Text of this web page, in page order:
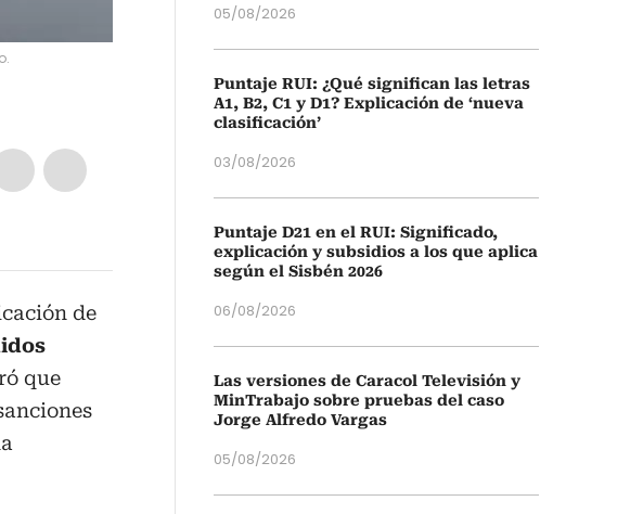
de
que
05/08/2026
Puntaje RUI: ¿Qué significan las letras
A1, B2, C1 y D1? Explicación de ‘nueva
clasificación’
03/08/2026
Puntaje D21 en el RUI: Significado,
explicación y subsidios a los que aplica
según el Sisbén 2026
06/08/2026
Las versiones de Caracol Televisión y
MinTrabajo sobre pruebas del caso
Jorge Alfredo Vargas
05/08/2026